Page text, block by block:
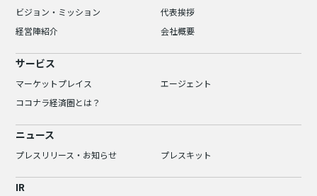
ビジョン・ミッション
代表挨拶
経営陣紹介
会社概要
サービス
マーケットプレイス
エージェント
ココナラ経済圏とは？
ニュース
プレスリリース・お知らせ プレスキット
IR